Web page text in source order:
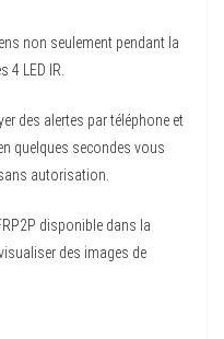
non seulement pendant la
LED IR.
des alertes par téléphone et
quelques secondes vous
autorisation.
disponible dans la
des images de